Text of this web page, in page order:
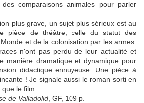
comparaisons animales pour parler
plus grave, un sujet plus sérieux est au
pièce de théâtre, celle du statut des
et de la colonisation par les armes.
n'ont pas perdu de leur actualité et
manière dramatique et dynamique pour
didactique ennuyeuse. Une pièce à
! Je signale aussi le roman sorti en
le film...
de Valladolid , GF, 109 p.